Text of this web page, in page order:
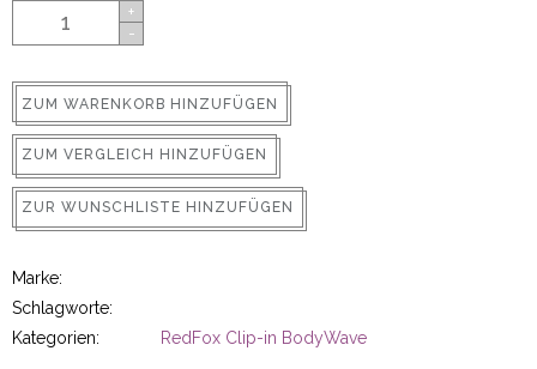
in
+
-
ZUM WARENKORB HINZUFÜGEN
ZUM VERGLEICH HINZUFÜGEN
ZUR WUNSCHLISTE HINZUFÜGEN
Marke:
Schlagworte:
Kategorien:
RedFox Clip-in BodyWave